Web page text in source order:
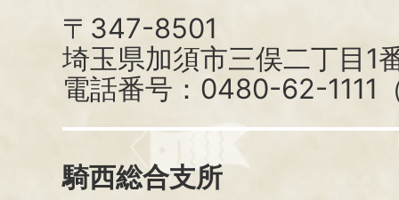
〒347-8501
埼玉県加須市三俣二丁目1
電話番号：0480-62-1111
騎西総合支所